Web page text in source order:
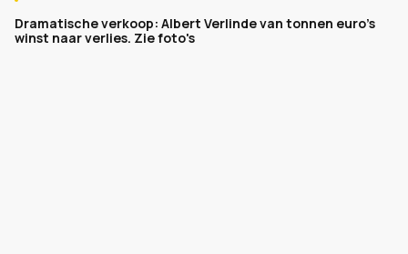
Dramatische verkoop: Albert Verlinde van tonnen euro's
winst naar verlies. Zie foto's